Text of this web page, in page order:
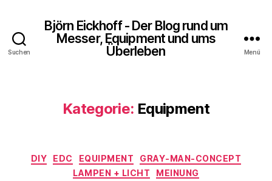
Suchen
Björn Eickhoff - Der Blog rund um
Messer, Equipment und ums
Überleben
Menü
Kategorie: Equipment
Kategorien
DIY EDC EQUIPMENT
GRAY-MAN-CONCEPT
LAMPEN + LICHT
MEINUNG